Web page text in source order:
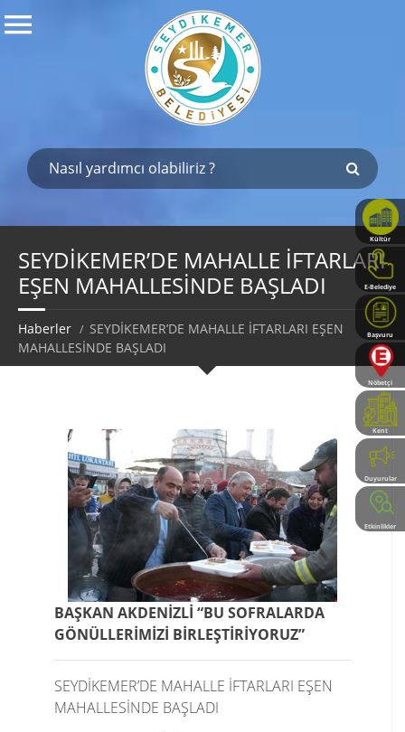
Kültür
Haritası
E-Belediye
Başvuru
Rehberi
Nöbetçi
Eczaneler
Kent
Rehberi
Duyurular
Etkinlikler
SEYDİKEMER’DE MAHALLE İFTARLARI
EŞEN MAHALLESİNDE BAŞLADI
Haberler
SEYDİKEMER’DE MAHALLE İFTARLARI EŞEN
MAHALLESİNDE BAŞLADI
BAŞKAN AKDENİZLİ “BU SOFRALARDA
GÖNÜLLERİMİZİ BİRLEŞTİRİYORUZ”
SEYDİKEMER’DE MAHALLE İFTARLARI EŞEN
MAHALLESİNDE BAŞLADI